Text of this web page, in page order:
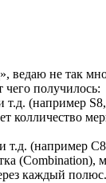
ведаю не так
чего получилось:
т.д. (например
колличество
т.д. (например
(Combination),
каждый